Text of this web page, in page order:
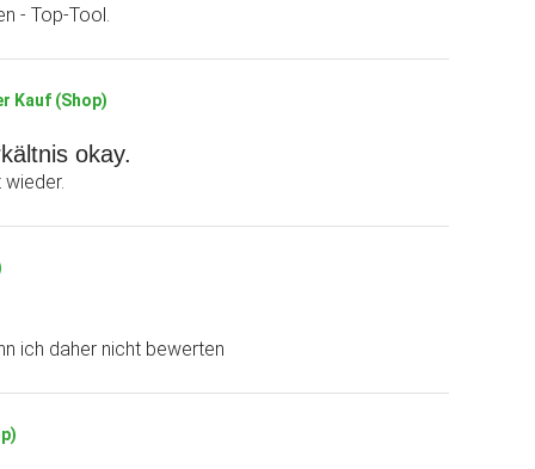
- Top-Tool.
Kauf (Shop)
okay.
ich daher nicht bewerten